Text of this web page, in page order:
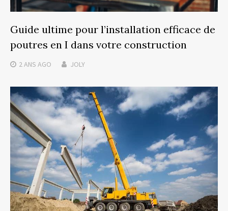
Guide ultime pour l’installation efficace de
poutres en I dans votre construction
2 ANS AGO JOLY